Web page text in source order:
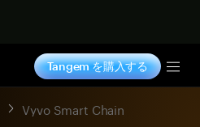
Tangem を購入する
Vyvo Smart Chain